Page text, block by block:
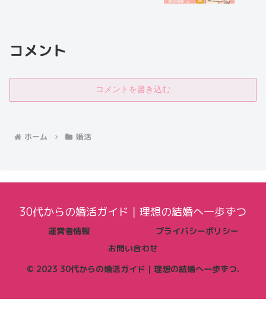
コメント
コメントを書き込む
ホーム 婚活
30代からの婚活ガイド｜理想の結婚へ一歩ずつ
運営者情報
プライバシーポリシー
お問い合わせ
© 2023 30代からの婚活ガイド｜理想の結婚へ一歩ずつ.